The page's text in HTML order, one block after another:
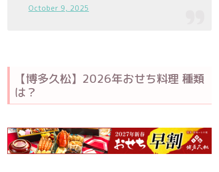
October 9, 2025
【博多久松】2026年おせち料理 種類
は？